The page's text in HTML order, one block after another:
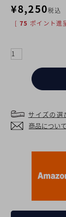
¥8,250税込
[ 75 ポイント進
サイズの選
商品につい